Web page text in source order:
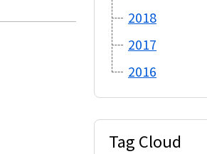
2018
2017
2016
Tag Cloud